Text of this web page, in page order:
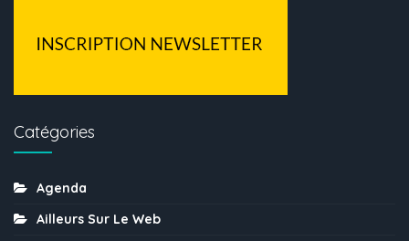
Catégories
Agenda
Ailleurs Sur Le Web